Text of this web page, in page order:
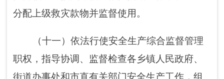
备规划并组织实施，会同市发改委等部门建立
统一调度。